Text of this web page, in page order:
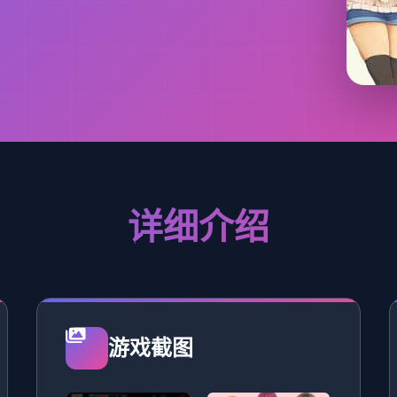
详细介绍
游戏截图